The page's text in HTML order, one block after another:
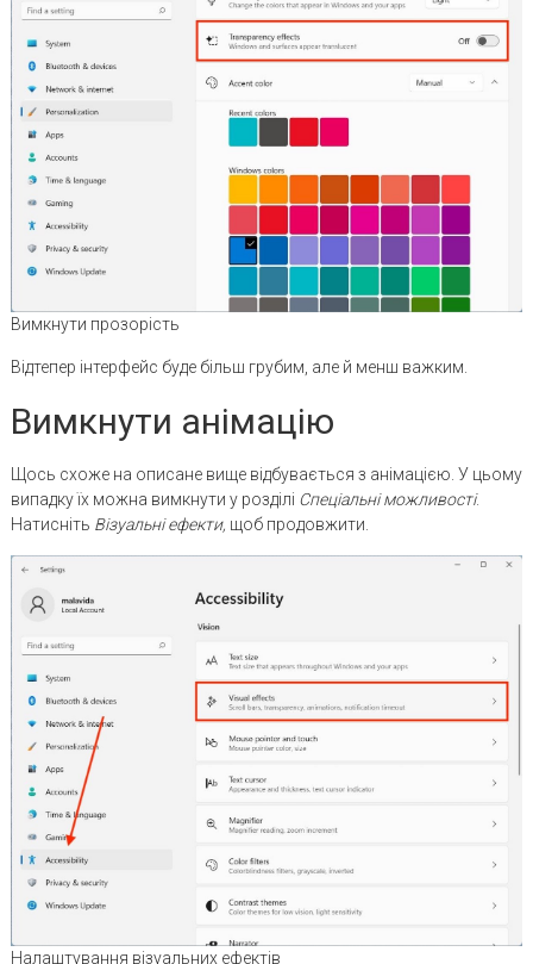
Вимкнути прозорість
Відтепер інтерфейс буде більш грубим, але й менш важким.
Вимкнути анімацію
Щось схоже на описане вище відбувається з анімацією. У цьому
випадку їх можна вимкнути у розділі Спеціальні можливості.
Натисніть Візуальні ефекти, щоб продовжити.
Налаштування візуальних ефектів